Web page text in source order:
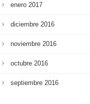
enero 2017
diciembre 2016
noviembre 2016
octubre 2016
septiembre 2016